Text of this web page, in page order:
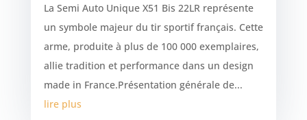
La Semi Auto Unique X51 Bis 22LR représente
un symbole majeur du tir sportif français. Cette
arme, produite à plus de 100 000 exemplaires,
allie tradition et performance dans un design
made in France.Présentation générale de...
lire plus